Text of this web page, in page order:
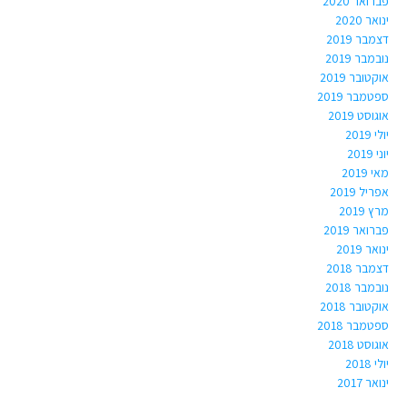
ינואר 2020
דצמבר 2019
נובמבר 2019
אוקטובר 2019
ספטמבר 2019
אוגוסט 2019
יולי 2019
יוני 2019
מאי 2019
אפריל 2019
מרץ 2019
פברואר 2019
ינואר 2019
דצמבר 2018
נובמבר 2018
אוקטובר 2018
ספטמבר 2018
אוגוסט 2018
יולי 2018
ינואר 2017